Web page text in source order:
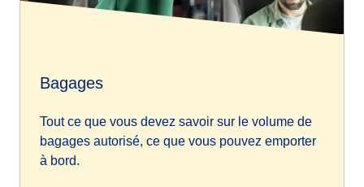
Bagages
Tout ce que vous devez savoir sur le volume de
bagages autorisé, ce que vous pouvez emporter
à bord.